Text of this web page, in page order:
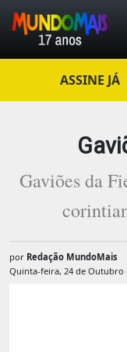
ASSINE JÁ
Gaviões da
por Redação MundoMais
Quinta-feira, 24 de Outubro